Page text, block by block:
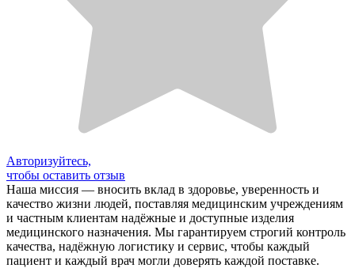
Авторизуйтесь,
чтобы оставить отзыв
Наша миссия — вносить вклад в здоровье, уверенность и
качество жизни людей, поставляя медицинским учреждениям
и частным клиентам надёжные и доступные изделия
медицинского назначения. Мы гарантируем строгий контроль
качества, надёжную логистику и сервис, чтобы каждый
пациент и каждый врач могли доверять каждой поставке.